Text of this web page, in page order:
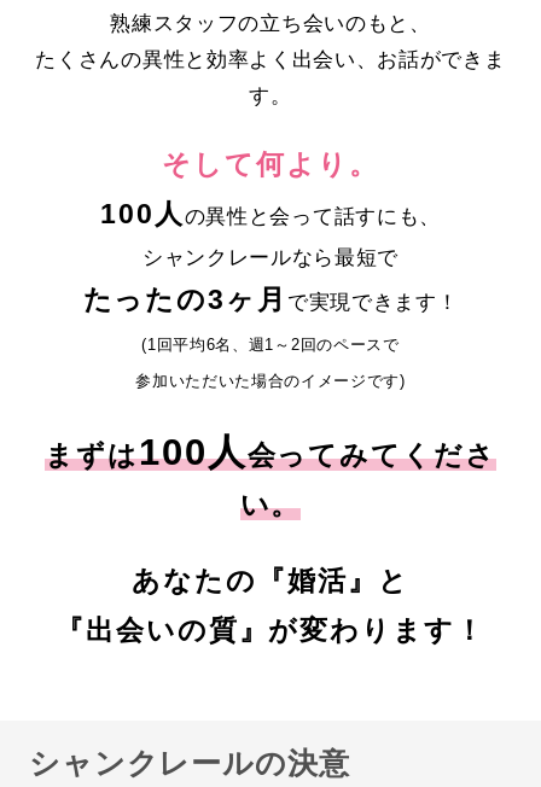
熟練スタッフの立ち会いのもと、
たくさんの異性と効率よく出会い、お話ができま
す。
そして何より。
100人の異性と会って話すにも、
シャンクレールなら最短で
たったの3ヶ月 で実現できます！
(1回平均6名、週1～2回のペースで
参加いただいた場合のイメージです)
まずは100人会ってみてくださ
い。
あなたの『婚活』と
『出会いの質』が変わります！
シャンクレールの決意